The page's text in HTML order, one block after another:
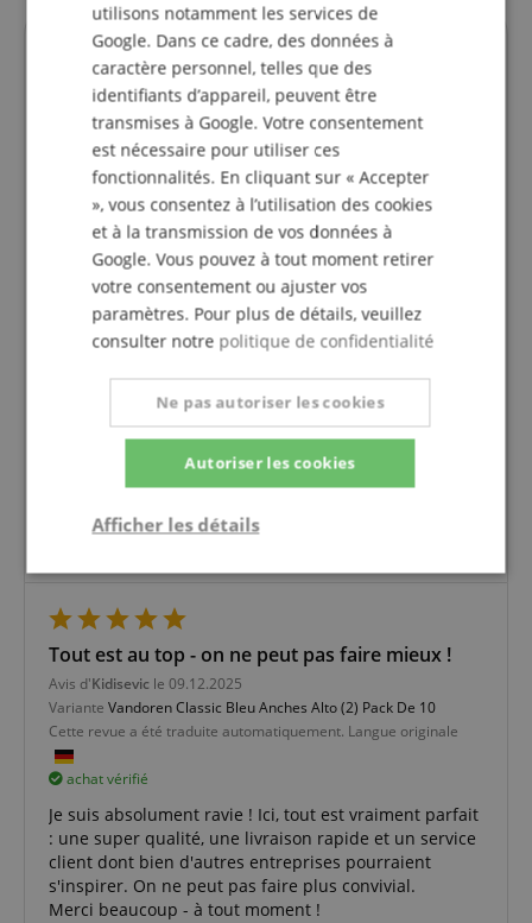
l'évaluation des clients
4.8/5.0
Basé sur 17 Evaluations
afficher tout les évaluations
5 Etoiles
15
4 Etoiles
1
3 Etoiles
1
0
Une vérification des évaluations a eu lieu comme
suit : Seuls les clients qui sont inscrits dans notre
boutique en ligne et qui ont effectivement acheté
évaluation de l'article dans leur compte client.
Tout est au top - on ne peut pas faire mieux !
Avis d'Kidisevic le 09.12.2025
Variante Vandoren Classic Bleu Anches Alto (2) Pack De 10
Cette revue a été traduite automatiquement. Langue originale
achat vérifié
Je suis absolument ravie ! Ici, tout est vraiment parfait
: une super qualité, une livraison rapide et un service
client dont bien d'autres entreprises pourraient
s'inspirer. On ne peut pas faire plus convivial.
Merci beaucoup - à tout moment !
utilisons notamment les services de
Google. Dans ce cadre, des données à
caractère personnel, telles que des
identifiants d’appareil, peuvent être
transmises à Google. Votre consentement
est nécessaire pour utiliser ces
fonctionnalités. En cliquant sur « Accepter
», vous consentez à l’utilisation des cookies
et à la transmission de vos données à
Google. Vous pouvez à tout moment retirer
votre consentement ou ajuster vos
paramètres. Pour plus de détails, veuillez
consulter notre politique de confidentialité
Autoriser les cookies
Ne pas autoriser les cookies
Afficher les détails
Strictement
Performance Ciblage
Fonctionnalité
Strictement nécessaire
Performance
Ciblage
Fonctionnalité